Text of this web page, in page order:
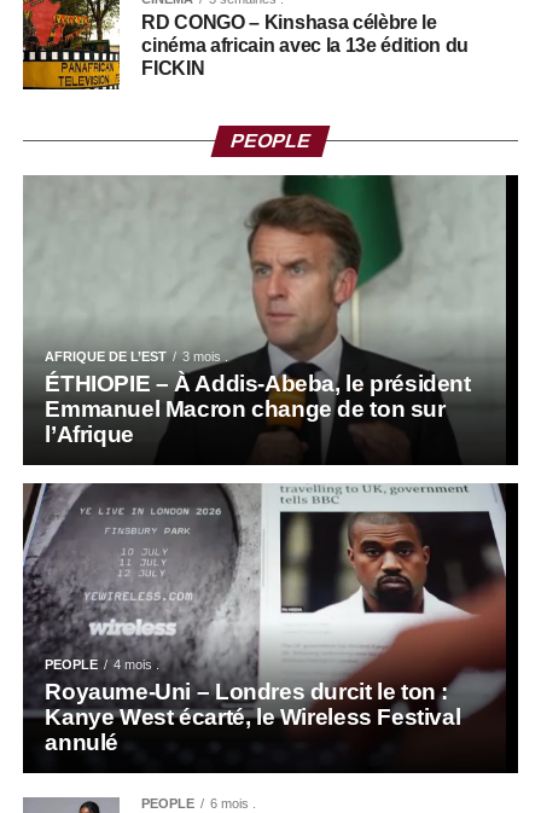
RD CONGO – Kinshasa célèbre le
cinéma africain avec la 13e édition du
FICKIN
PEOPLE
AFRIQUE DE L’EST 3 mois .
ÉTHIOPIE – À Addis-Abeba, le président
Emmanuel Macron change de ton sur
l’Afrique
PEOPLE 4 mois .
Royaume-Uni – Londres durcit le ton :
Kanye West écarté, le Wireless Festival
annulé
PEOPLE 6 mois .